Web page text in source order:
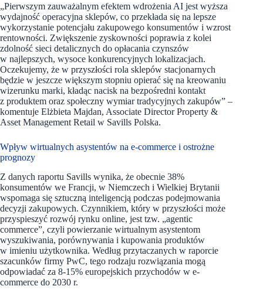
„Pierwszym zauważalnym efektem wdrożenia AI jest wyższa
wydajność operacyjna sklepów, co przekłada się na lepsze
wykorzystanie potencjału zakupowego konsumentów i wzrost
rentowności. Zwiększenie zyskowności poprawia z kolei
zdolność sieci detalicznych do opłacania czynszów
w najlepszych, wysoce konkurencyjnych lokalizacjach.
Oczekujemy, że w przyszłości rola sklepów stacjonarnych
będzie w jeszcze większym stopniu opierać się na kreowaniu
wizerunku marki, kładąc nacisk na bezpośredni kontakt
z produktem oraz społeczny wymiar tradycyjnych zakupów” –
komentuje Elżbieta Majdan, Associate Director Property &
Asset Management Retail w Savills Polska.
Wpływ wirtualnych asystentów na e-commerce i ostrożne
prognozy
Z danych raportu Savills wynika, że obecnie 38%
konsumentów we Francji, w Niemczech i Wielkiej Brytanii
wspomaga się sztuczną inteligencją podczas podejmowania
decyzji zakupowych. Czynnikiem, który w przyszłości może
przyspieszyć rozwój rynku online, jest tzw. „agentic
commerce”, czyli powierzanie wirtualnym asystentom
wyszukiwania, porównywania i kupowania produktów
w imieniu użytkownika. Według przytaczanych w raporcie
szacunków firmy PwC, tego rodzaju rozwiązania mogą
odpowiadać za 8-15% europejskich przychodów w e-
commerce do 2030 r.